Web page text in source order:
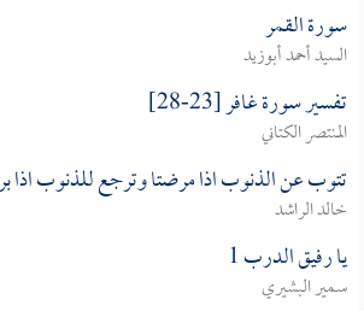
سورة القمر
السيد أحمد أبوزيد
تفسير سورة غافر [23-28]
المنتصر الكتاني
تتوب عن الذنوب اذا مرضتا وترجع للذنوب اذا
خالد الراشد
يا رفيق الدرب 1
سمير البشيري